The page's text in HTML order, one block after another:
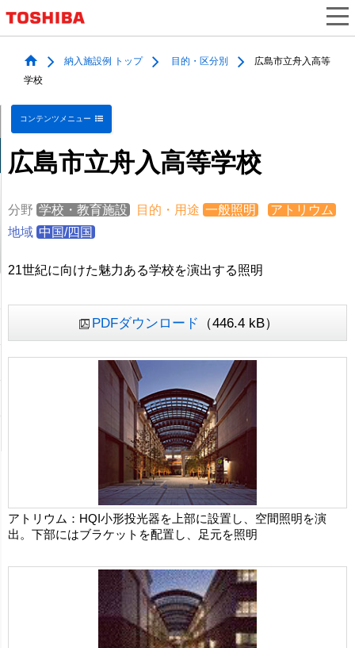
納入施設例 トップ 目的・区分別
広島市立舟入高等
学校
コンテンツメニュー
広島市立舟入高等学校
分野 学校・教育施設 目的・用途 一般照明
アトリウム
地域 中国/四国
21世紀に向けた魅力ある学校を演出する照明
PDFダウンロード （446.4 kB）
アトリウム：HQI小形投光器を上部に設置し、空間照明を演
出。下部にはブラケットを配置し、足元を照明